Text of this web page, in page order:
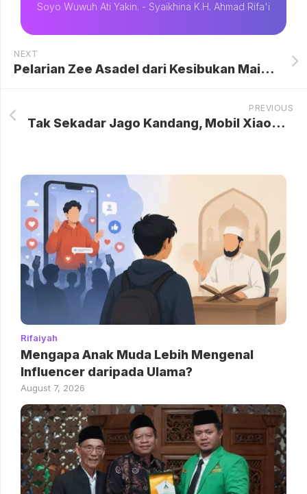
Soyo Wuwuh Ati Yakin. - Syaikhina K.H. Ahmad Rifa'i
NEXT
Pelarian Zee Asadel dari Kesibukan Main Film
PREVIOUS
Tak Sekadar Jago Kandang, Mobil Xiaomi Bersiap Invasi Eropa
Rifaiyah
Mengapa Anak Muda Lebih Mengenal
Influencer daripada Ulama?
August 7, 2026